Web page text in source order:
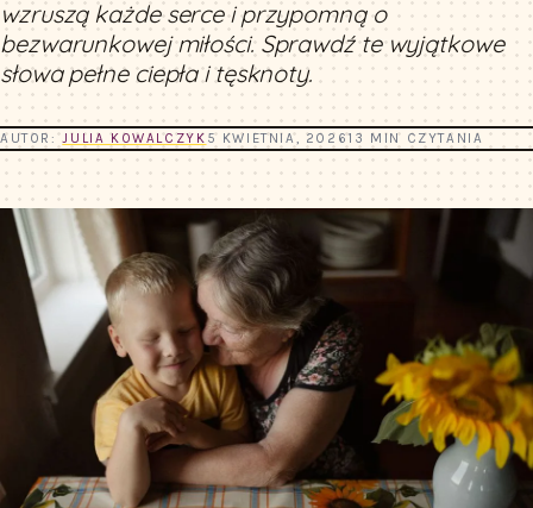
wzruszą każde serce i przypomną o
bezwarunkowej miłości. Sprawdź te wyjątkowe
słowa pełne ciepła i tęsknoty.
AUTOR:JULIA KOWALCZYK 5 KWIETNIA, 202613 MIN CZYTANIA